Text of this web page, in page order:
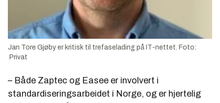
Jan Tore Gjøby er kritisk til trefaselading på IT-nettet. Foto:
Privat
– Både Zaptec og Easee er involvert i
standardiseringsarbeidet i Norge, og er hjertelig